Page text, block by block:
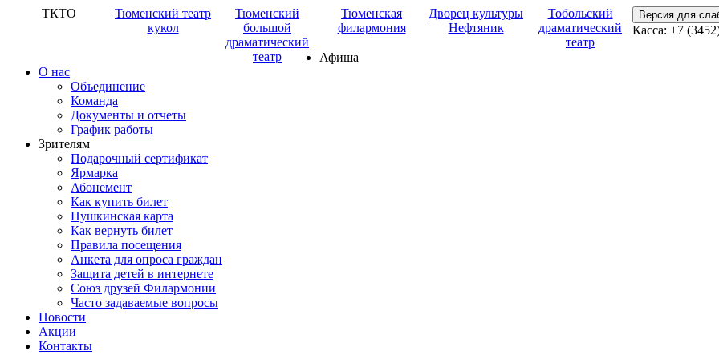
ТКТО
Тюменский театр
кукол
Тюменский
большой
драматический
театр
Тюменская
филармония
Дворец культуры
Нефтяник
Тобольский
драматический
театр
Версия для
Касса: +7
Афиша
О нас
Объединение
Команда
Документы и отчеты
График работы
Зрителям
Подарочный сертификат
Ярмарка
Абонемент
Как купить билет
Пушкинская карта
Как вернуть билет
Правила посещения
Анкета для опроса граждан
Защита детей в интернете
Союз друзей Филармонии
Часто задаваемые вопросы
Новости
Акции
Контакты